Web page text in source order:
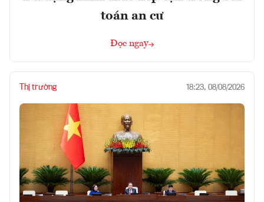
toán an cư
Đọc ngay
Thị trường 18:23, 08/08/2026